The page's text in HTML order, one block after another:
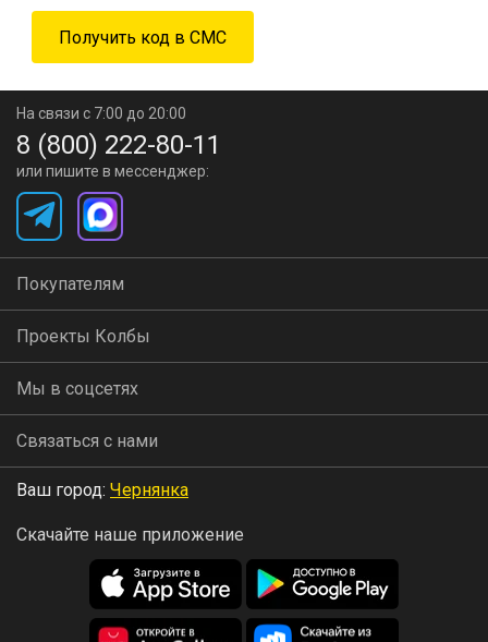
На связи с 7:00 до 20:00
8 (800) 222-80-11
или пишите в мессенджер:
Покупателям
Проекты Колбы
Мы в соцсетях
Связаться с нами
Ваш город: Чернянка
Скачайте наше приложение